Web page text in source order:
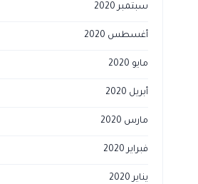
سبتمبر 2020
أغسطس 2020
مايو 2020
أبريل 2020
مارس 2020
فبراير 2020
يناير 2020